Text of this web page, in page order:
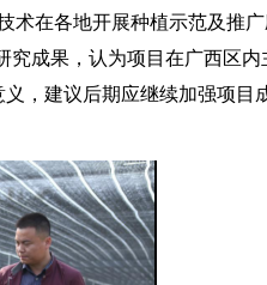
术在各地开展种植示范及推
究成果，认为项目在广西区
，建议后期应继续加强项目